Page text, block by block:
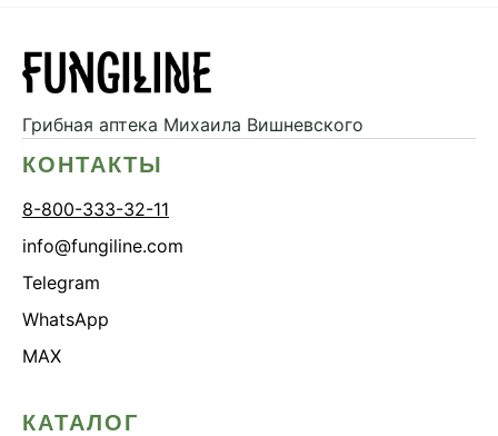
Грибная аптека Михаила Вишневского
КОНТАКТЫ
8-800-333-32-11
info@fungiline.com
Telegram
WhatsApp
MAX
КАТАЛОГ